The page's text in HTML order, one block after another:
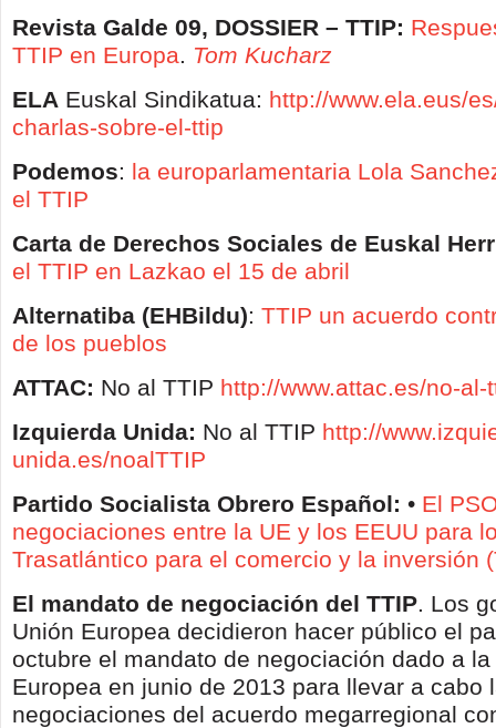
Revista Galde 09, DOSSIER – TTIP:
TTIP en Europa. Tom Kucharz
ELA Euskal Sindikatua: http://www.ela.eus/
charlas-sobre-el-ttip
Podemos: la europarlamentaria Lola
el TTIP
Carta de Derechos Sociales de Euskal
el TTIP en Lazkao el 15 de abril
Alternatiba (EHBildu): TTIP un acuerdo
de los pueblos
ATTAC: No al TTIP http://www.attac.es/no-al-
Izquierda Unida: No al TTIP http://
unida.es/noalTTIP
Partido Socialista Obrero Español: • El
negociaciones entre la UE y los EEUU para
Trasatlántico para el comercio y la inversión
El mandato de negociación del TTIP. Los
Unión Europea decidieron hacer público el
octubre el mandato de negociación dado a
Europea en junio de 2013 para llevar a cabo
negociaciones del acuerdo megarregional